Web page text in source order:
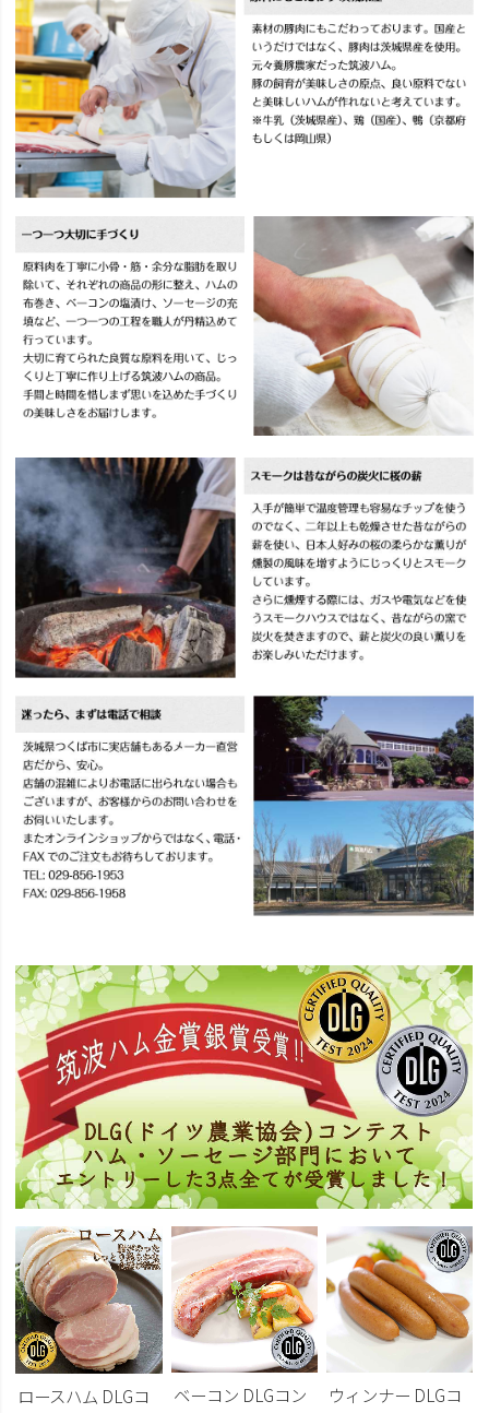
ロースハム DLGコ
ベーコン DLGコン
ウィンナー DLGコ